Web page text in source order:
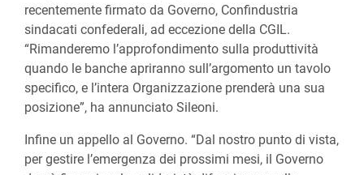
recentemente firmato da Governo, Confindustria
sindacati confederali, ad eccezione della CGIL.
“Rimanderemo l’approfondimento sulla produttività
quando le banche apriranno sull’argomento un tavolo
specifico, e l’intera Organizzazione prenderà una sua
posizione”, ha annunciato Sileoni.
Infine un appello al Governo. “Dal nostro punto di vista,
per gestire l’emergenza dei prossimi mesi, il Governo